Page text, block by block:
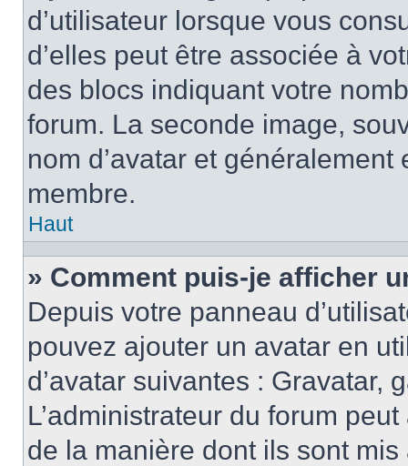
d’utilisateur lorsque vous
d’elles peut être associée à
des blocs indiquant votre
forum. La seconde image,
nom d’avatar et
membre.
Haut
» Comment puis-je afficher
Depuis votre panneau
pouvez ajouter un avatar en
d’avatar suivantes : Gravatar,
L’administrateur du forum
de la manière dont ils sont